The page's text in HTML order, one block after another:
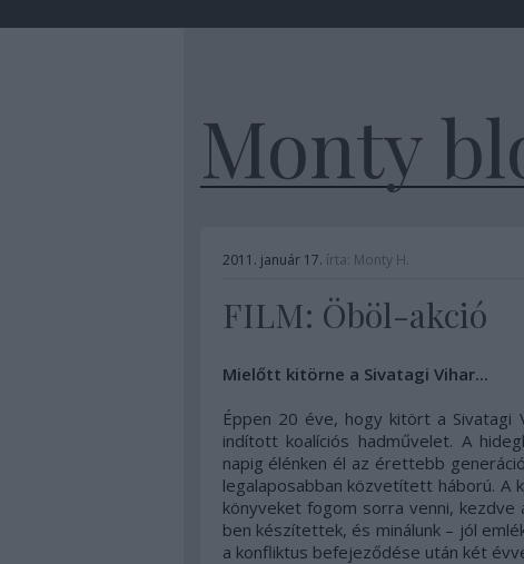
Monty
2011. január 17. írta: Monty H.
FILM: Öböl-akció
Mielőtt kitörne a Sivatagi Vihar...
Éppen 20 éve, hogy kitört a Sivatagi
indított koalíciós hadművelet. A
napig élénken él az érettebb
legalaposabban közvetített háború. A
könyveket fogom sorra venni,
ben készítettek, és minálunk – jól
a konfliktus befejeződése után két